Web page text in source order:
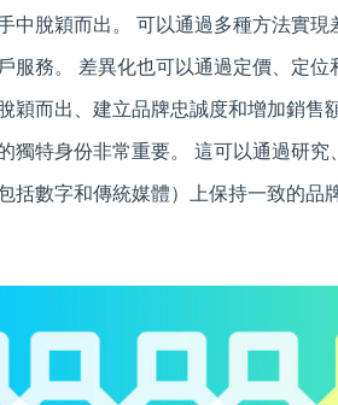
中脫穎而出。 可以通過多種方法實
服務。 差異化也可以通過定價、定
穎而出、建立品牌忠誠度和增加銷售
獨特身份非常重要。 這可以通過研
括數字和傳統媒體）上保持一致的品